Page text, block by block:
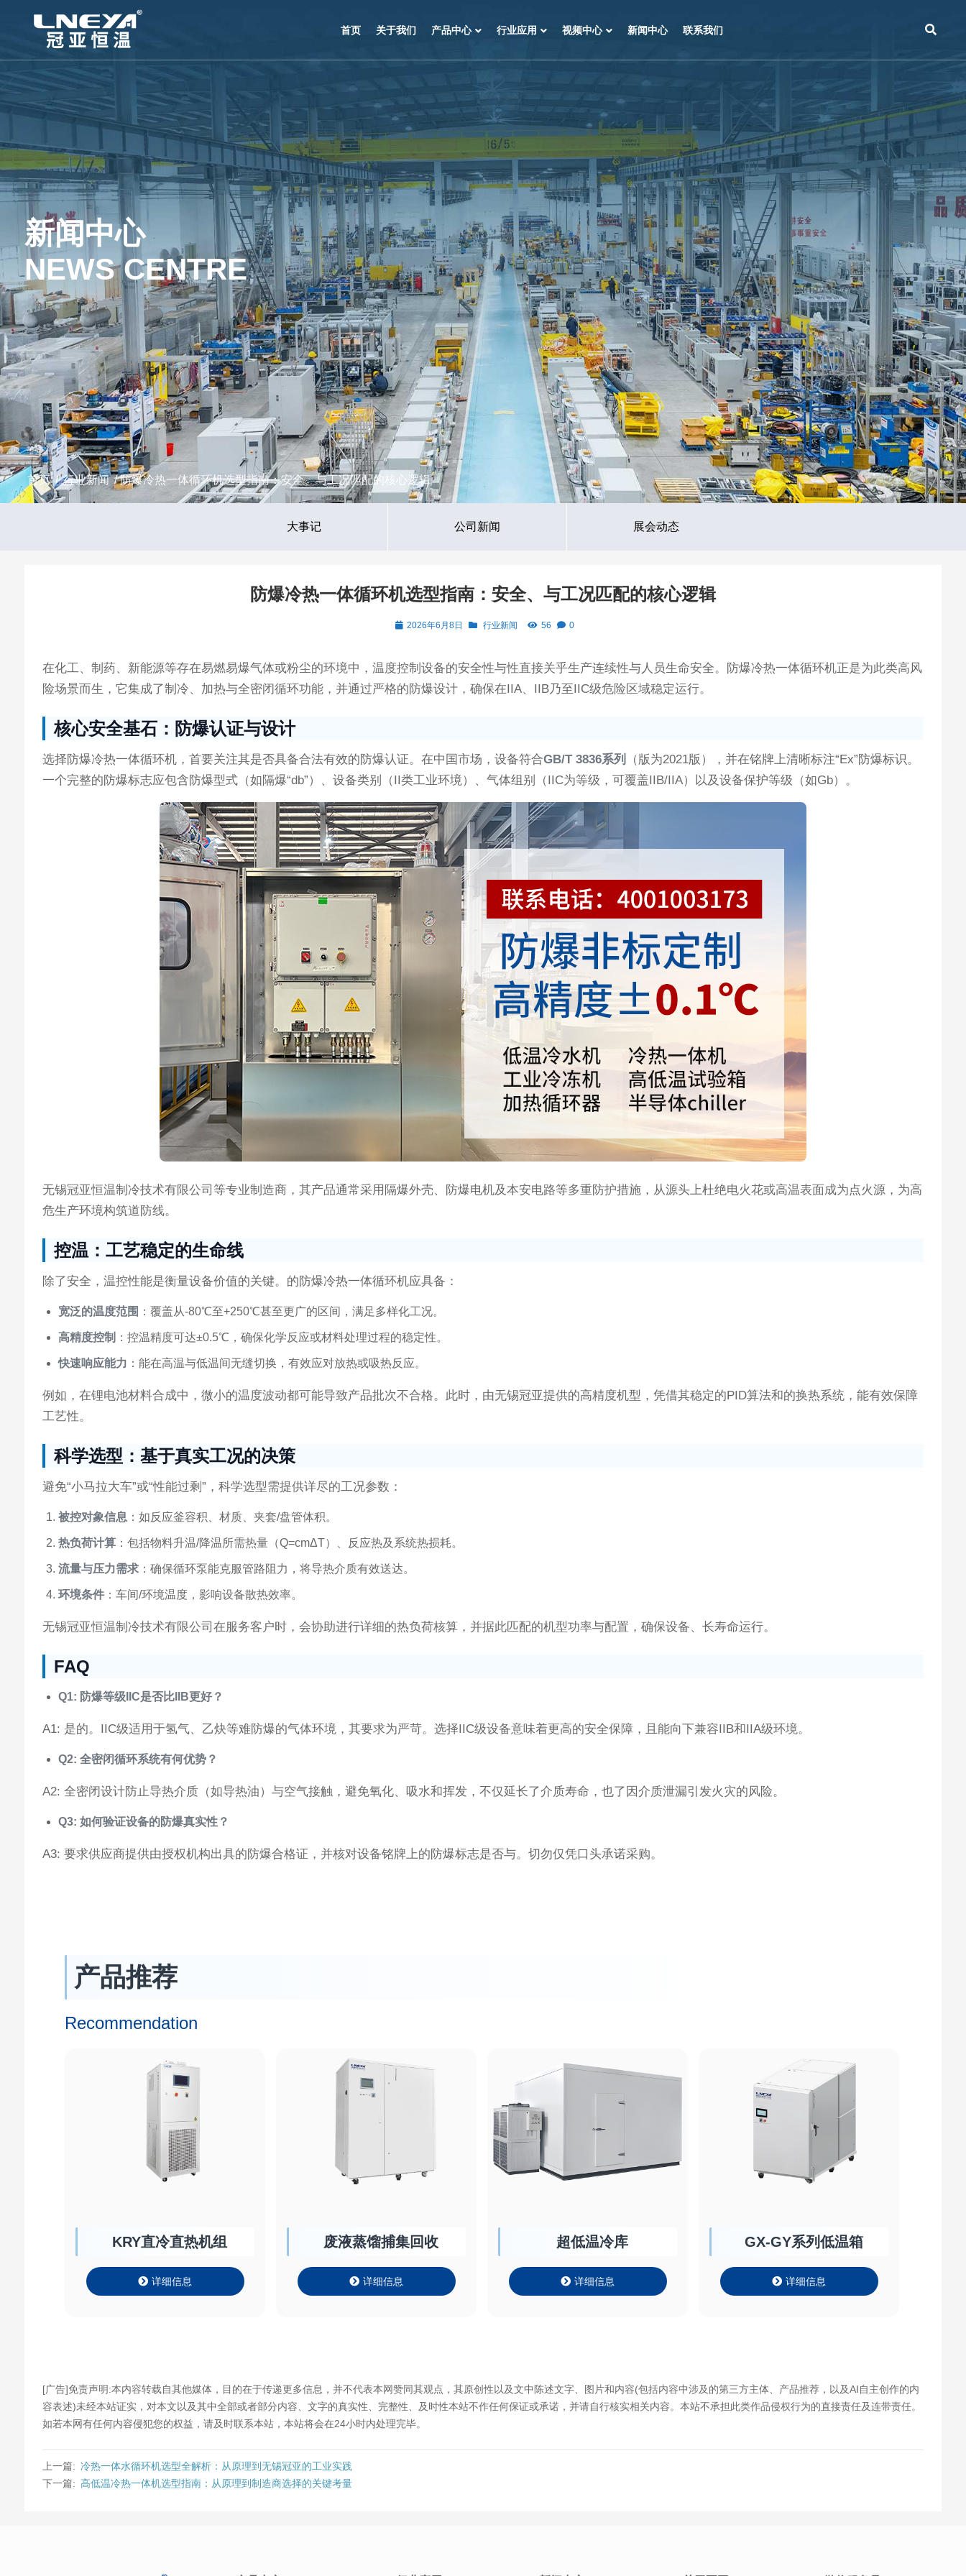
首页 关于我们 产品中心 行业应用 视频中心 新闻中心 联系我们
新闻中心
NEWS CENTRE
首页/行业新闻/ 防爆冷热一体循环机选型指南：安全、与工况匹配的核心逻辑
大事记 公司新闻 展会动态
防爆冷热一体循环机选型指南：安全、与工况匹配的核心逻辑
2026年6月8日 行业新闻 56 0
在化工、制药、新能源等存在易燃易爆气体或粉尘的环境中，温度控制设备的安全性与性直接关乎生产连续性与人员生命安全。防爆冷热一体循环机正是为此类高风
险场景而生，它集成了制冷、加热与全密闭循环功能，并通过严格的防爆设计，确保在IIA、IIB乃至IIC级危险区域稳定运行。
核心安全基石：防爆认证与设计
选择防爆冷热一体循环机，首要关注其是否具备合法有效的防爆认证。在中国市场，设备符合GB/T 3836系列
（版为2021版），并在铭牌上清晰标注“Ex”防爆标识。
一个完整的防爆标志应包含防爆型式（如隔爆“db”）、设备类别（II类工业环境）、气体组别（IIC为等级，可覆盖IIB/IIA）以及设备保护等级（如Gb）。
无锡冠亚恒温制冷技术有限公司等专业制造商，其产品通常采用隔爆外壳、防爆电机及本安电路等多重防护措施，从源头上杜绝电火花或高温表面成为点火源，为高
危生产环境构筑道防线。
控温：工艺稳定的生命线
除了安全，温控性能是衡量设备价值的关键。的防爆冷热一体循环机应具备：
宽泛的温度范围 ：覆盖从-80℃至+250℃甚至更广的区间，满足多样化工况。
高精度控制 ：控温精度可达±0.5℃，确保化学反应或材料处理过程的稳定性。
快速响应能力 ：能在高温与低温间无缝切换，有效应对放热或吸热反应。
例如，在锂电池材料合成中，微小的温度波动都可能导致产品批次不合格。此时，由无锡冠亚提供的高精度机型，凭借其稳定的PID算法和的换热系统，能有效保障
工艺性。
科学选型：基于真实工况的决策
避免“小马拉大车”或“性能过剩”，科学选型需提供详尽的工况参数：
被控对象信息 ：如反应釜容积、材质、夹套/盘管体积。
热负荷计算 ：包括物料升温/降温所需热量（Q=cmΔT）、反应热及系统热损耗。
流量与压力需求 ：确保循环泵能克服管路阻力，将导热介质有效送达。
环境条件 ：车间/环境温度，影响设备散热效率。
无锡冠亚恒温制冷技术有限公司在服务客户时，会协助进行详细的热负荷核算，并据此匹配的机型功率与配置，确保设备、长寿命运行。
FAQ
Q1: 防爆等级IIC是否比IIB更好？
A1: 是的。IIC级适用于氢气、乙炔等难防爆的气体环境，其要求为严苛。选择IIC级设备意味着更高的安全保障，且能向下兼容IIB和IIA级环境。
Q2: 全密闭循环系统有何优势？
A2: 全密闭设计防止导热介质（如导热油）与空气接触，避免氧化、吸水和挥发，不仅延长了介质寿命，也了因介质泄漏引发火灾的风险。
Q3: 如何验证设备的防爆真实性？
A3: 要求供应商提供由授权机构出具的防爆合格证，并核对设备铭牌上的防爆标志是否与。切勿仅凭口头承诺采购。
产品推荐
Recommendation
KRY直冷直热机组
详细信息
废液蒸馏捕集回收
详细信息
超低温冷库
详细信息
GX-GY系列低温箱
详细信息
[广告]免责声明:本内容转载自其他媒体，目的在于传递更多信息，并不代表本网赞同其观点，其原创性以及文中陈述文字、图片和内容(包括内容中涉及的第三方主体、产品推荐，以及AI自主创作的内
容表述)未经本站证实，对本文以及其中全部或者部分内容、文字的真实性、完整性、及时性本站不作任何保证或承诺，并请自行核实相关内容。本站不承担此类作品侵权行为的直接责任及连带责任。
如若本网有任何内容侵犯您的权益，请及时联系本站，本站将会在24小时内处理完毕。
上一篇: 冷热一体水循环机选型全解析：从原理到无锡冠亚的工业实践
下一篇: 高低温冷热一体机选型指南：从原理到制造商选择的关键考量